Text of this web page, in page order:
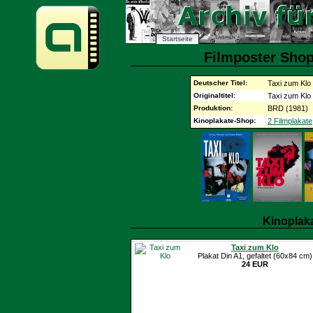
Startseite
Filmposter
Deutscher Titel: Taxi zum Klo
Originaltitel: Taxi zum Klo
Produktion: BRD (1981)
Kinoplakate-Shop: 2 Filmplakate
Taxi zum Klo
Plakat Din A1, gefaltet (60x84 cm)
24 EUR